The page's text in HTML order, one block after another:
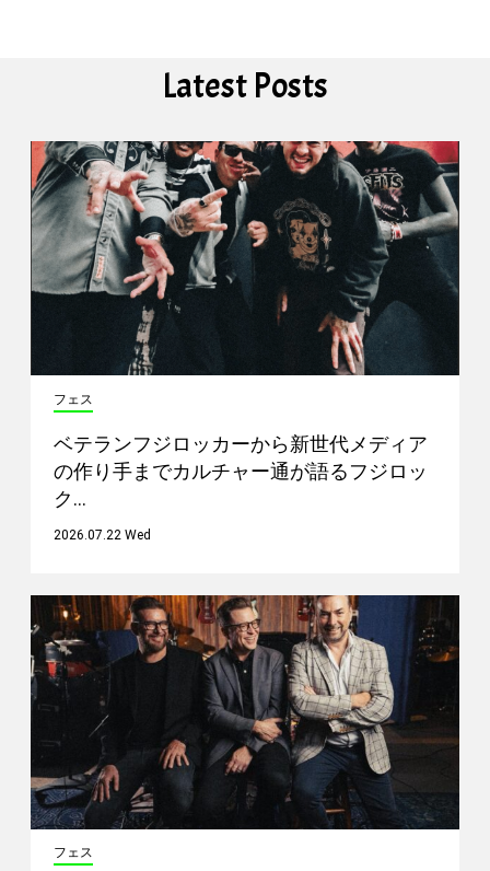
Latest Posts
フェス
ベテランフジロッカーから新世代メディア
の作り手までカルチャー通が語るフジロッ
ク…
2026.07.22 Wed
フェス